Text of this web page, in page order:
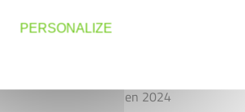
en 2024
PERSONALIZE